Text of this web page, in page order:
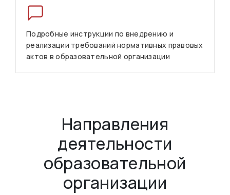
Подробные инструкции по внедрению и
реализации требований нормативных правовых
актов в образовательной организации
Направления
деятельности
образовательной
организации